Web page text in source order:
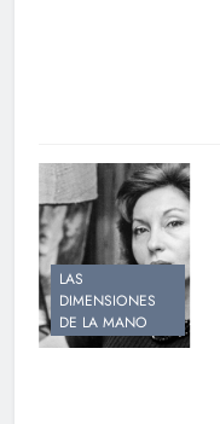
LAS
DIMENSIONES
DE LA MANO